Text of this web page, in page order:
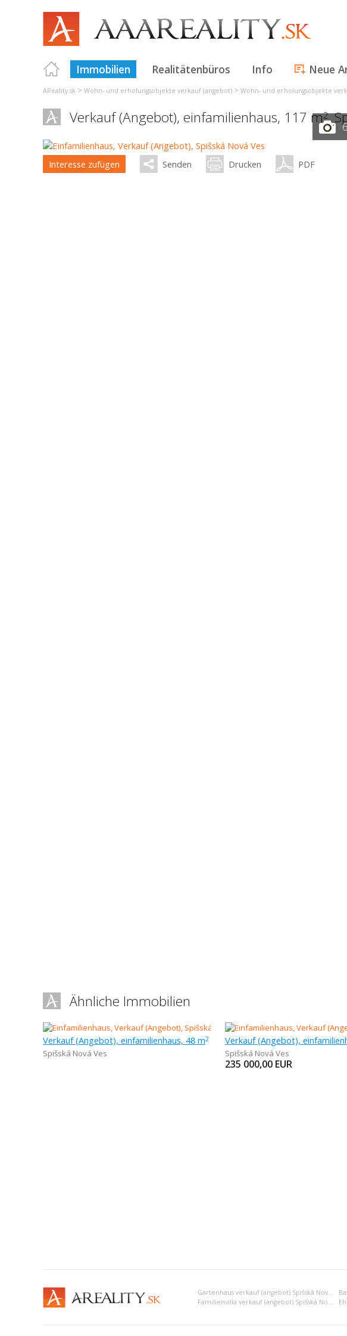
Immobilien Realitätenbüros Info Neue
AReality.sk > Wohn- und erholungsobjekte verkauf (angebot) > Wohn- und erholungsobjekte
Verkauf (Angebot), einfamilienhaus, 117 m2,
Interesse zufügen Senden Drucken PDF
Ähnliche Immobilien
Verkauf (Angebot), einfamilienhaus, 48 m2
Spišská Nová Ves Spišská Nová Ves
235 000,00 EUR
Gartenhaus verkauf (angebot) Spišská Nová Ves
Familienvilla verkauf (angebot) Spišská Nová Ves